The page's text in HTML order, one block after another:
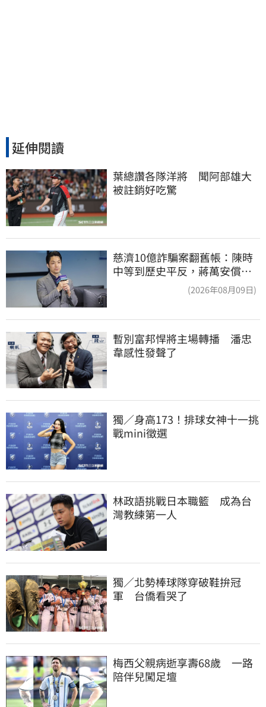
延伸閱讀
葉總讚各隊洋將　聞阿部雄大
被註銷好吃驚
慈濟10億詐騙案翻舊帳：陳時
中等到歷史平反，蔣萬安償還
(2026年08月09日)
暫別富邦悍將主場轉播　潘忠
韋感性發聲了
獨／身高173！排球女神十一挑
戰mini徵選
林政語挑戰日本職籃　成為台
灣教練第一人
獨／北勢棒球隊穿破鞋拚冠
軍　台僑看哭了
梅西父親病逝享壽68歲　一路
陪伴兒闖足壇